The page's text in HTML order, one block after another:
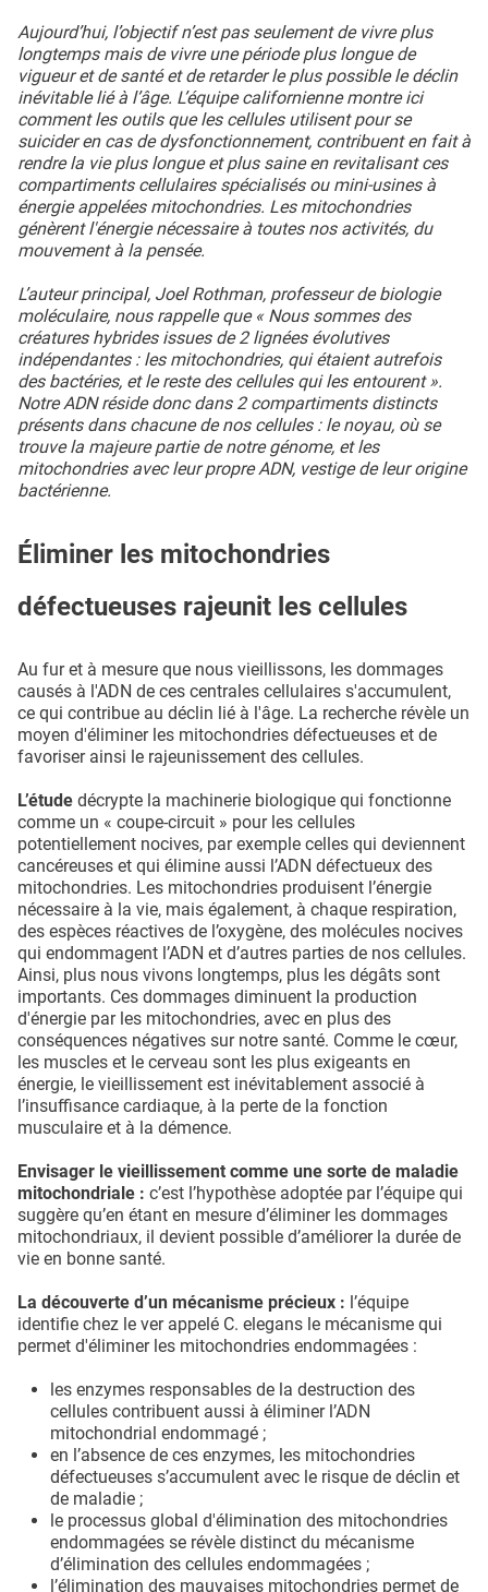
Aujourd’hui, l’objectif n’est pas seulement de vivre plus
longtemps mais de vivre une période plus longue de
vigueur et de santé et de retarder le plus possible le déclin
inévitable lié à l’âge. L’équipe californienne montre ici
comment les outils que les cellules utilisent pour se
suicider en cas de dysfonctionnement, contribuent en fait à
rendre la vie plus longue et plus saine en revitalisant ces
compartiments cellulaires spécialisés ou mini-usines à
énergie appelées mitochondries. Les mitochondries
génèrent l'énergie nécessaire à toutes nos activités, du
mouvement à la pensée.
L’auteur principal, Joel Rothman, professeur de biologie
moléculaire, nous rappelle que « Nous sommes des
créatures hybrides issues de 2 lignées évolutives
indépendantes : les mitochondries, qui étaient autrefois
des bactéries, et le reste des cellules qui les entourent ».
Notre ADN réside donc dans 2 compartiments distincts
présents dans chacune de nos cellules : le noyau, où se
trouve la majeure partie de notre génome, et les
mitochondries avec leur propre ADN, vestige de leur origine
bactérienne.
Éliminer les mitochondries
défectueuses rajeunit les cellules
Au fur et à mesure que nous vieillissons, les dommages
causés à l'ADN de ces centrales cellulaires s'accumulent,
ce qui contribue au déclin lié à l'âge. La recherche révèle un
moyen d'éliminer les mitochondries défectueuses et de
favoriser ainsi le rajeunissement des cellules.
L’étude décrypte la machinerie biologique qui fonctionne
comme un « coupe-circuit » pour les cellules
potentiellement nocives, par exemple celles qui deviennent
cancéreuses et qui élimine aussi l’ADN défectueux des
mitochondries. Les mitochondries produisent l’énergie
nécessaire à la vie, mais également, à chaque respiration,
des espèces réactives de l’oxygène, des molécules nocives
qui endommagent l’ADN et d’autres parties de nos cellules.
Ainsi, plus nous vivons longtemps, plus les dégâts sont
importants. Ces dommages diminuent la production
d'énergie par les mitochondries, avec en plus des
conséquences négatives sur notre santé. Comme le cœur,
les muscles et le cerveau sont les plus exigeants en
énergie, le vieillissement est inévitablement associé à
l’insuffisance cardiaque, à la perte de la fonction
musculaire et à la démence.
Envisager le vieillissement comme une sorte de maladie
mitochondriale : c’est l’hypothèse adoptée par l’équipe qui
suggère qu’en étant en mesure d’éliminer les dommages
mitochondriaux, il devient possible d’améliorer la durée de
vie en bonne santé.
La découverte d’un mécanisme précieux : l’équipe
identifie chez le ver appelé C. elegans le mécanisme qui
permet d'éliminer les mitochondries endommagées :
les enzymes responsables de la destruction des
cellules contribuent aussi à éliminer l’ADN
mitochondrial endommagé ;
en l’absence de ces enzymes, les mitochondries
défectueuses s’accumulent avec le risque de déclin et
de maladie ;
le processus global d'élimination des mitochondries
endommagées se révèle distinct du mécanisme
d’élimination des cellules endommagées ;
l’élimination des mauvaises mitochondries permet de